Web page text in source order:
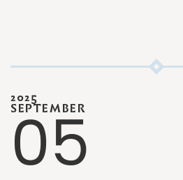
2025
SEPTEMBER
05